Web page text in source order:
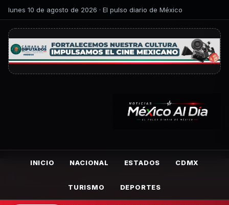
lunes 10 de agosto de 2026 · El pulso diario de México
INICIO NACIONAL ESTADOS CDMX
TURISMO DEPORTES